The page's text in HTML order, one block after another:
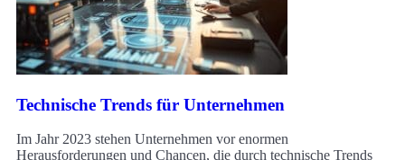
Technische Trends für Unternehmen
Im Jahr 2023 stehen Unternehmen vor enormen
Herausforderungen und Chancen, die durch technische Trends